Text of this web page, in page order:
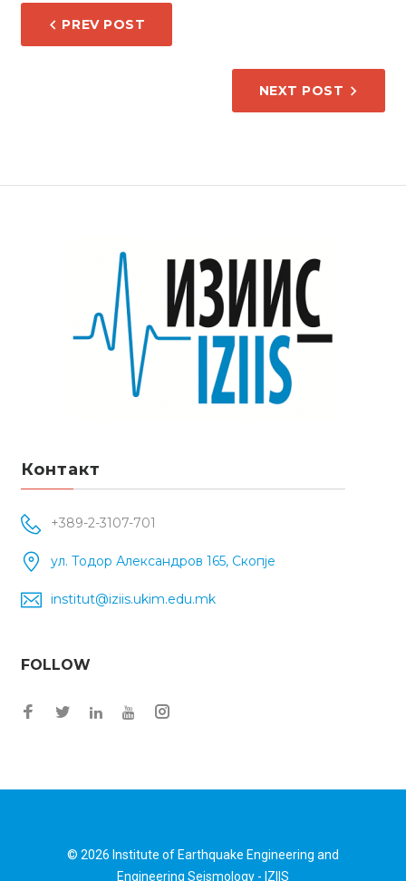
НАВИГАЦИЈА
НА
PREV POST
NEXT POST
Контакт
+389-2-3107-701
ул. Тодор Александров 165, Скопје
institut@iziis.ukim.edu.mk
FOLLOW
Facebook
Twitter
Instagram
© 2026 Institute of Earthquake Engineering and
Engineering Seismology - IZIIS